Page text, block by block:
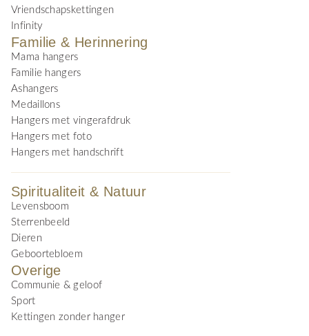
Vriendschapskettingen
Infinity
Familie & Herinnering
Mama hangers
Familie hangers
Ashangers
Medaillons
Hangers met vingerafdruk
Hangers met foto
Hangers met handschrift
Spiritualiteit & Natuur
Levensboom
Sterrenbeeld
Dieren
Geboortebloem
Overige
Communie & geloof
Sport
Kettingen zonder hanger